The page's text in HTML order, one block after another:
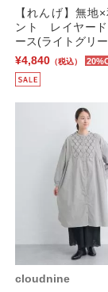
【れんげ】無地
ント レイヤー
ース(ライトグリ
¥4,840 （税込）
cloudnine